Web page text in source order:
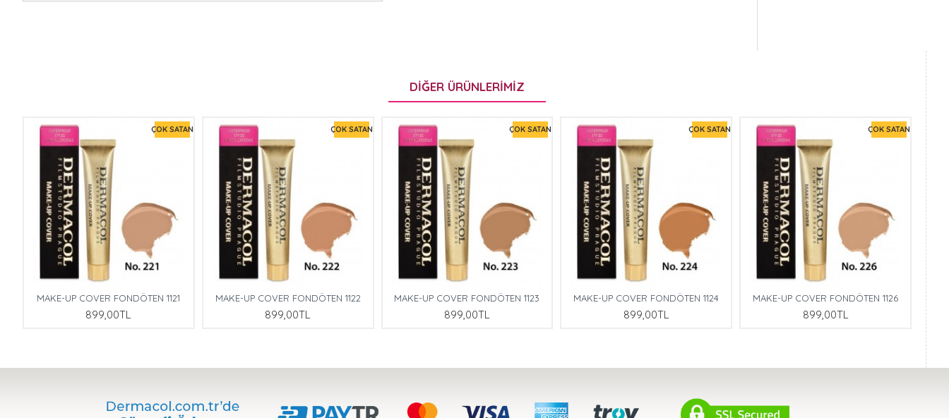
DIĞER ÜRÜNLERIMIZ
ÇOK SATAN
MAKE-UP COVER FONDÖTEN 1121
899,00TL
ÇOK SATAN
MAKE-UP COVER FONDÖTEN 1122
899,00TL
ÇOK SATAN
MAKE-UP COVER FONDÖTEN 1123
899,00TL
ÇOK SATAN
MAKE-UP COVER FONDÖTEN 1124
899,00TL
ÇOK SATAN
MAKE-UP COVER FONDÖTEN 1126
899,00TL